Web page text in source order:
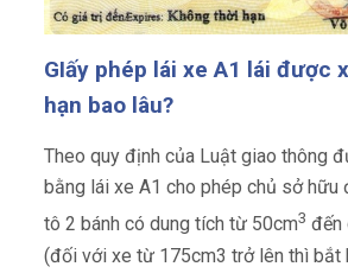
GIấy phép lái xe A1 lái được
hạn bao lâu?
Theo quy định của Luật giao thông
bằng lái xe A1 cho phép chủ sở hữu
tô 2 bánh có dung tích từ 50cm3 đến
(đối với xe từ 175cm3 trở lên thì bắt